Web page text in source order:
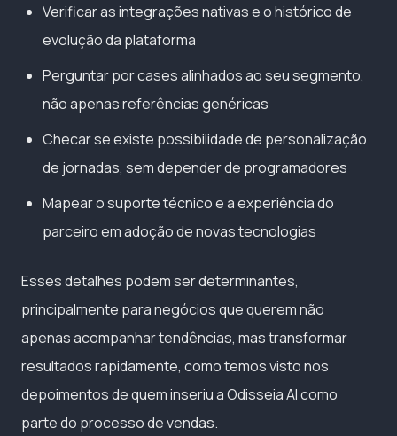
Verificar as integrações nativas e o histórico de
evolução da plataforma
Perguntar por cases alinhados ao seu segmento,
não apenas referências genéricas
Checar se existe possibilidade de personalização
de jornadas, sem depender de programadores
Mapear o suporte técnico e a experiência do
parceiro em adoção de novas tecnologias
Esses detalhes podem ser determinantes,
principalmente para negócios que querem não
apenas acompanhar tendências, mas transformar
resultados rapidamente, como temos visto nos
depoimentos de quem inseriu a Odisseia AI como
parte do processo de vendas.